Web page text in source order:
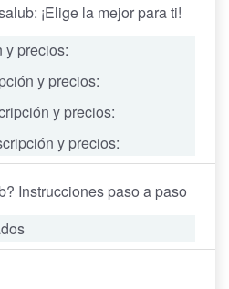
¡Elige la mejor para ti!
y precios:
y precios:
y precios:
y precios:
Instrucciones paso a paso